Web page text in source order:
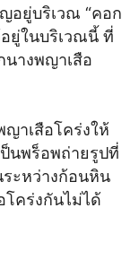
อยู่บริเวณ “คอก
อยู่ในบริเวณนี้ ที่
นางพญาเสือ
าเสือโคร่งให้
นพร็อพถ่ายรูปที่
ะหว่างก้อนหิน
คร่งกันไม่ได้